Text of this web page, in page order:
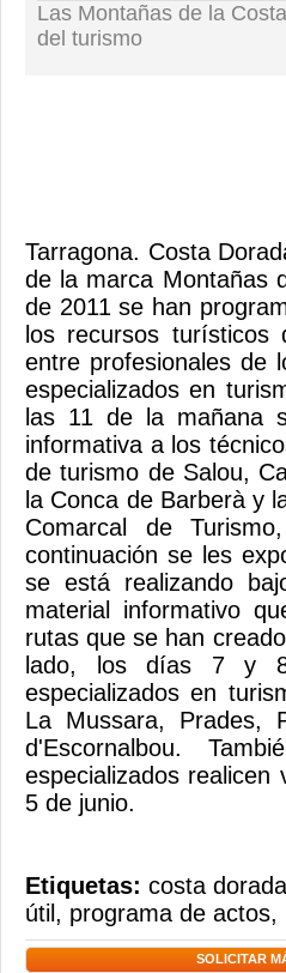
Las Montañas de la
del turismo
Tarragona. Costa
de la marca Montañas
de 2011 se han
los recursos
entre profesionales de
especializados en
las 11 de la mañana
informativa a los
de turismo de Salou,
la Conca de Barberà y
Comarcal de
continuación se les
se está realizando
material informativo
rutas que se han
lado, los días 7 y 8
especializados en
La Mussara, Prades,
d'Escornalbou.
especializados
5 de junio.
Etiquetas: costa dorada
útil , programa de actos,
SOLICITAR